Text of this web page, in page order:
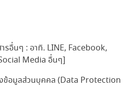
รอื่นๆ : อาทิ. LINE, Facebook,
Media อื่นๆ]
งข้อมูลส่วนบุคคล (Data Protection